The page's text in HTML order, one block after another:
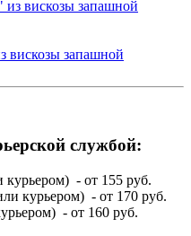
вискозы запашной
службой:
- от 155 руб.
курьером) - от 170 руб.
- от 160 руб.